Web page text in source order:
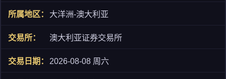
大洋洲-澳大利亚
澳大利亚证券交易所
2026-08-08 周六